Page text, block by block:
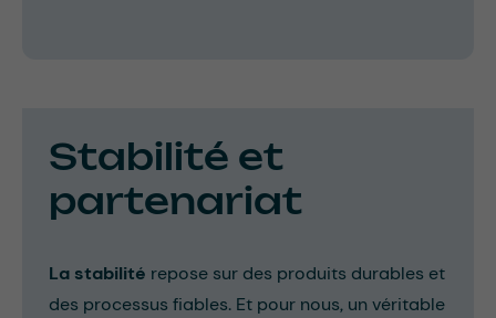
Stabilité et
partenariat
La stabilité repose sur des produits durables et
des processus fiables. Et pour nous, un véritable